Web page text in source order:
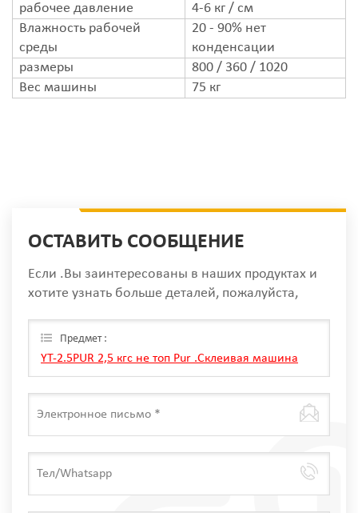
рабочее давление
4-6 кг / см
Влажность рабочей
среды
20 - 90% нет
конденсации
размеры
800 / 360 / 1020
Вес машины
75 кг
ОСТАВИТЬ СООБЩЕНИЕ
Если .Вы заинтересованы в наших продуктах и
хотите узнать больше деталей, пожалуйста,
только мы Can.
Предмет :
YT-2.5PUR 2,5 кгс не топ Pur .Склеивая машина